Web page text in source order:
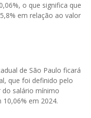
o que significa que
em relação ao valor
de São Paulo ficará
que foi definido pelo
do salário mínimo
em 2024.